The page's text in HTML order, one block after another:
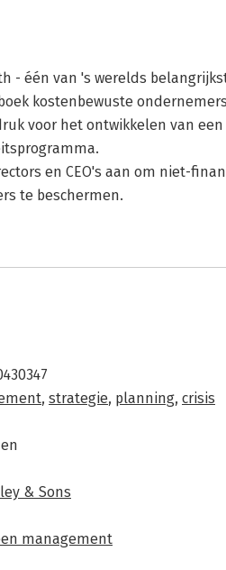
- één van 's werelds
kostenbewuste
voor het ontwikkelen van
en CEO's aan om niet-
te beschermen.
, strategie, planning, crisis
& Sons
management